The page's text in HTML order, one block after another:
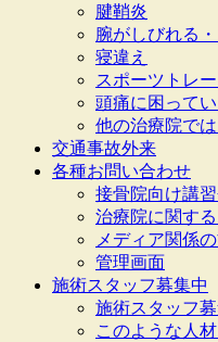
腱鞘炎
腕がしびれる・
寝違え
スポーツトレ
頭痛に困って
他の治療院では
交通事故外来
各種お問い合わせ
接骨院向け講
治療院に関す
メディア関係
管理画面
施術スタッフ募集中
施術スタッフ
このような人